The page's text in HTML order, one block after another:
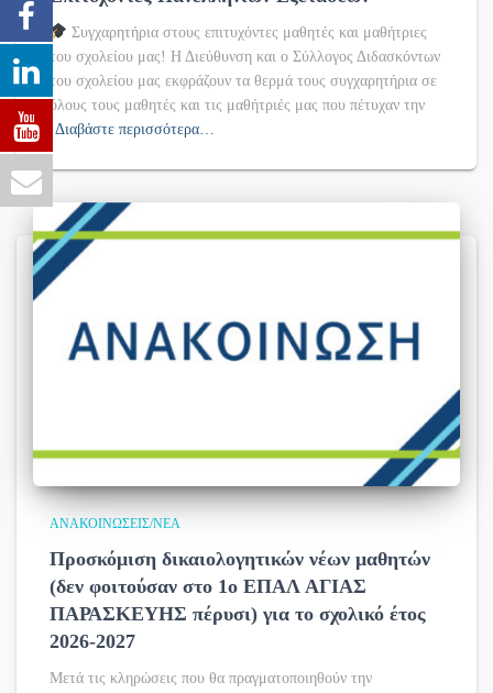
Συγχαρητήρια στους επιτυχόντες μαθητές και μαθήτριες
του σχολείου μας! Η Διεύθυνση και ο Σύλλογος Διδασκόντων
του σχολείου μας εκφράζουν τα θερμά τους συγχαρητήρια σε
όλους τους μαθητές και τις μαθήτριές μας που πέτυχαν την
Διαβάστε περισσότερα…
ΑΝΑΚΟΙΝΏΣΕΙΣ/ΝΈΑ
Προσκόμιση δικαιολογητικών νέων μαθητών
(δεν φοιτούσαν στο 1ο ΕΠΑΛ ΑΓΙΑΣ
ΠΑΡΑΣΚΕΥΗΣ πέρυσι) για το σχολικό έτος
2026-2027
Μετά τις κληρώσεις που θα πραγματοποιηθούν την